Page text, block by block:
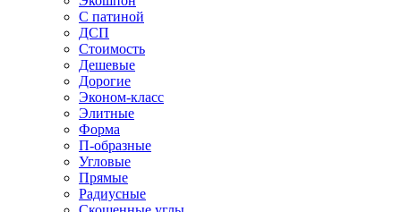
С патиной
ДСП
Стоимость
Дешевые
Дорогие
Эконом-класс
Элитные
Форма
П-образные
Угловые
Прямые
Радиусные